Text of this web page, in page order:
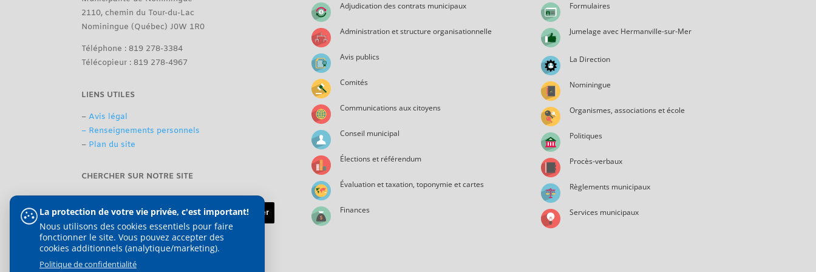
2110, chemin du Tour-du-Lac
Nominingue (Québec) J0W 1R0
Téléphone : 819 278-3384
Télécopieur : 819 278-4967
LIENS UTILES
–Avis légal
– Renseignements personnels
– Plan du site
CHERCHER SUR NOTRE SITE
Adjudication des contrats municipaux
Administration et structure organisationnelle
Avis publics
Comités
Communications aux citoyens
Conseil municipal
Élections et référendum
Évaluation et taxation, toponymie et cartes
Finances
Formulaires
Jumelage avec Hermanville-sur-Mer
La Direction
Nominingue
Organismes, associations et école
Politiques
Procès-verbaux
Règlements municipaux
Services municipaux
La protection de votre vie privée, c'est important!
Nous utilisons des cookies essentiels pour faire
fonctionner le site. Vous pouvez accepter des
cookies additionnels (analytique/marketing).
Politique de confidentialité